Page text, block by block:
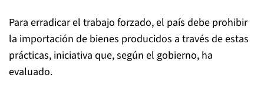
Para erradicar el trabajo forzado, el país debe prohibir
la importación de bienes producidos a través de estas
prácticas, iniciativa que, según el gobierno, ha
evaluado.